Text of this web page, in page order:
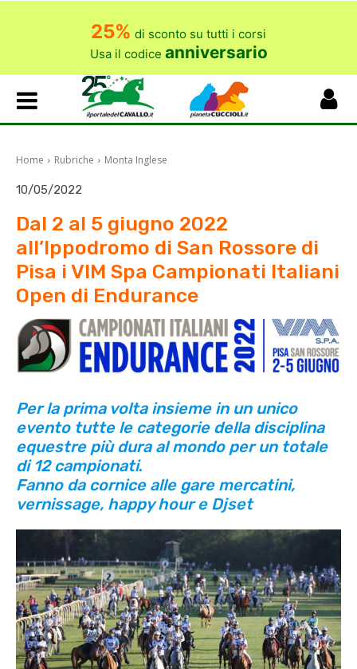
25% di sconto su tutti i corsi
Usa il codice anniversario
Home Rubriche Monta Inglese
10/05/2022
Dal 2 al 5 giugno 2022
all’Ippodromo di San Rossore di
Pisa i VIM Spa Campionati Italiani
Open di Endurance
Per la prima volta insieme in un unico
evento tutte le categorie della disciplina
equestre più dura al mondo per un totale
di 12 campionati.
Fanno da cornice alle gare mercatini,
vernissage, happy hour e Djset